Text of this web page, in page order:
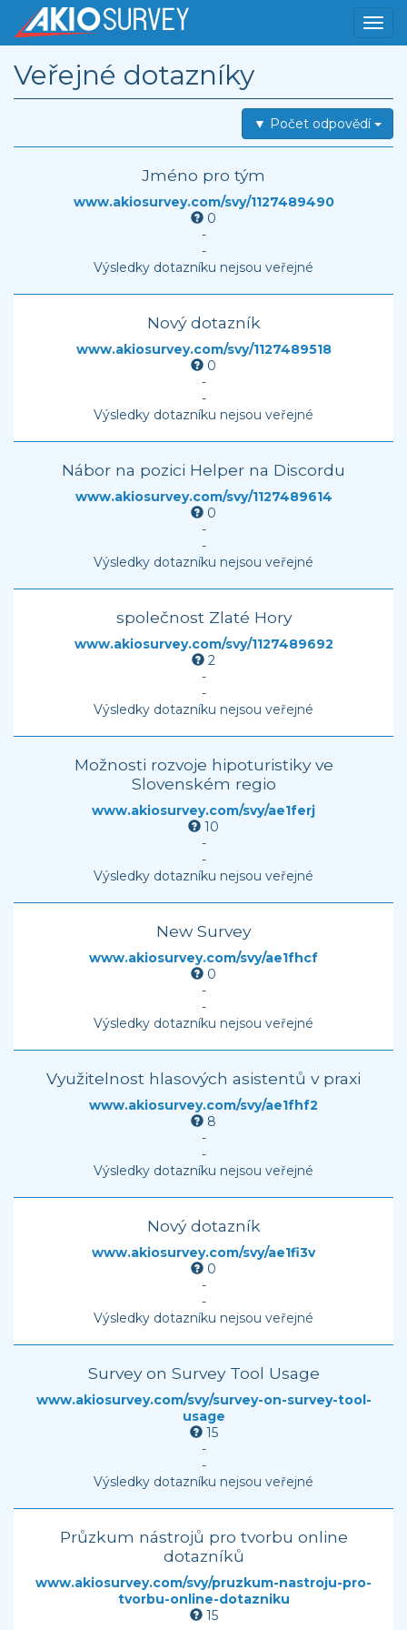
Veřejné dotazníky
▼ Počet odpovědí
Jméno pro tým
www.akiosurvey.com/svy/1127489490
0
-
-
Výsledky dotazníku nejsou veřejné
Nový dotazník
www.akiosurvey.com/svy/1127489518
0
-
-
Výsledky dotazníku nejsou veřejné
Nábor na pozici Helper na Discordu
www.akiosurvey.com/svy/1127489614
0
-
-
Výsledky dotazníku nejsou veřejné
společnost Zlaté Hory
www.akiosurvey.com/svy/1127489692
2
-
-
Výsledky dotazníku nejsou veřejné
Možnosti rozvoje hipoturistiky ve
Slovenském regio
www.akiosurvey.com/svy/ae1ferj
10
-
-
Výsledky dotazníku nejsou veřejné
New Survey
www.akiosurvey.com/svy/ae1fhcf
0
-
-
Výsledky dotazníku nejsou veřejné
Využitelnost hlasových asistentů v praxi
www.akiosurvey.com/svy/ae1fhf2
8
-
-
Výsledky dotazníku nejsou veřejné
Nový dotazník
www.akiosurvey.com/svy/ae1fi3v
0
-
-
Výsledky dotazníku nejsou veřejné
Survey on Survey Tool Usage
www.akiosurvey.com/svy/survey-on-survey-tool-
usage
15
-
-
Výsledky dotazníku nejsou veřejné
Průzkum nástrojů pro tvorbu online
dotazníků
www.akiosurvey.com/svy/pruzkum-nastroju-pro-
tvorbu-online-dotazniku
15